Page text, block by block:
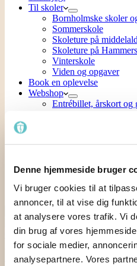
Denne hjemmeside bruger
Vi bruger cookies til at
annoncer, til at vise dig
at analysere vores trafik. Vi
din brug af vores
for sociale medier,
analysepartnere. Vores
Til skoler
Bornholmske skoler
Sommerskole
Skoleture på
Skoleture på
Vinterskole
Viden og opgaver
Book en oplevelse
Webshop
Entrébillet, årskort og
Smykker
Middelalder mønstre
Skattejagt
Menu
Indkøbskurv
Forsiden Kulturuge Workshop –